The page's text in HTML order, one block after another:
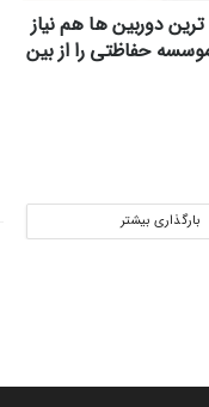
دوربین ها هم نیاز
حفاظتی را از بین
بارگذاری بیشتر